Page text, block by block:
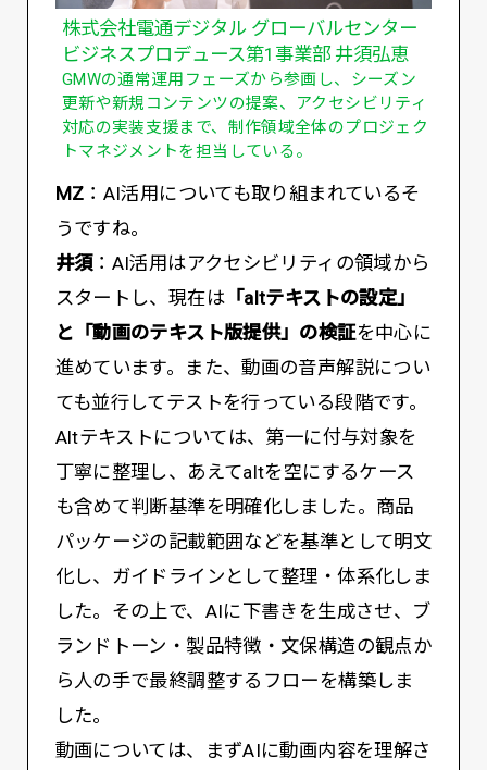
株式会社電通デジタル グローバルセンター
ビジネスプロデュース第1事業部 井須弘恵
GMWの通常運用フェーズから参画し、シーズン
更新や新規コンテンツの提案、アクセシビリティ
対応の実装支援まで、制作領域全体のプロジェク
トマネジメントを担当している。
MZ ：AI活用についても取り組まれているそ
うですね。
井須：AI活用はアクセシビリティの領域から
スタートし、現在は「altテキストの設定」
と「動画のテキスト版提供」の検証を中心に
進めています。また、動画の音声解説につい
ても並行してテストを行っている段階です。
Altテキストについては、第一に付与対象を
丁寧に整理し、あえてaltを空にするケース
も含めて判断基準を明確化しました。商品
パッケージの記載範囲などを基準として明文
化し、ガイドラインとして整理・体系化しま
した。その上で、AIに下書きを生成させ、ブ
ランドトーン・製品特徴・文保構造の観点か
ら人の手で最終調整するフローを構築しま
した。
動画については、まずAIに動画内容を理解さ